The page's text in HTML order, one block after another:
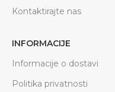
Kontaktirajte nas
INFORMACIJE
Informacije o dostavi
Politika privatnosti